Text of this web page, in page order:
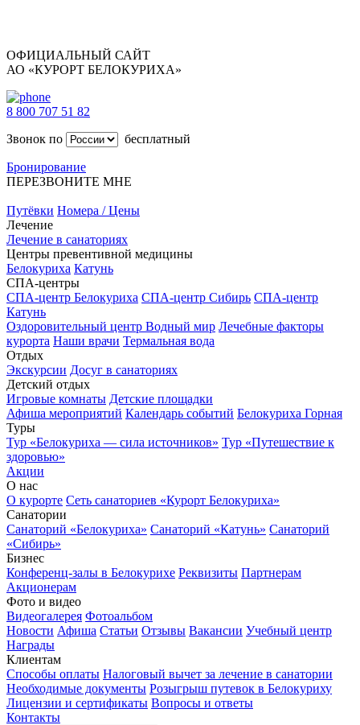
ОФИЦИАЛЬНЫЙ САЙТ
АО «КУРОРТ БЕЛОКУРИХА»
8 800 707 51 82
Звонок по
бесплатный
Бронирование
ПЕРЕЗВОНИТЕ МНЕ
Путёвки Номера / Цены
Лечение
Лечение в санаториях
Центры превентивной медицины
Белокуриха Катунь
СПА-центры
СПА-центр Белокуриха СПА-центр Сибирь СПА-центр
Катунь
Оздоровительный центр Водный мир Лечебные факторы
курорта Наши врачи Термальная вода
Отдых
Экскурсии Досуг в санаториях
Детский отдых
Игровые комнаты Детские площадки
Афиша мероприятий Календарь событий Белокуриха Горная
Туры
Тур «Белокуриха — сила источников» Тур «Путешествие к
здоровью»
Акции
О нас
О курорте Сеть санаториев «Курорт Белокуриха»
Санатории
Санаторий «Белокуриха» Санаторий «Катунь» Санаторий
«Сибирь»
Бизнес
Конференц-залы в Белокурихе Реквизиты Партнерам
Акционерам
Фото и видео
Видеогалерея Фотоальбом
Новости Афиша Статьи Отзывы Вакансии Учебный центр
Награды
Клиентам
Способы оплаты Налоговый вычет за лечение в санатории
Необходимые документы Розыгрыш путевок в Белокуриху
Лицензии и сертификаты Вопросы и ответы
Контакты